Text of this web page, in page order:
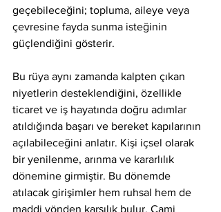
geçebileceğini; topluma, aileye veya
çevresine fayda sunma isteğinin
güçlendiğini gösterir.
Bu rüya aynı zamanda kalpten çıkan
niyetlerin desteklendiğini, özellikle
ticaret ve iş hayatında doğru adımlar
atıldığında başarı ve bereket kapılarının
açılabileceğini anlatır. Kişi içsel olarak
bir yenilenme, arınma ve kararlılık
dönemine girmiştir. Bu dönemde
atılacak girişimler hem ruhsal hem de
maddi yönden karşılık bulur. Cami